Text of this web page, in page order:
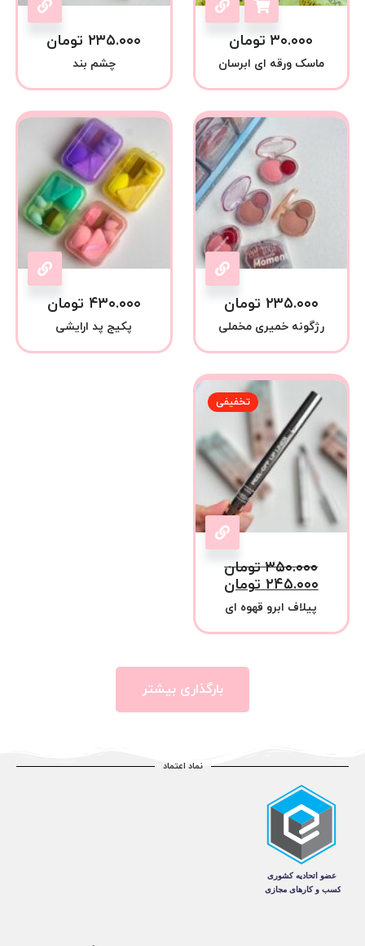
۳۰.۰۰۰ تومان
ماسک ورقه ای ابرسان
۲۳۵.۰۰۰ تومان
چشم بند
۲۳۵.۰۰۰ تومان
رژگونه خمیری مخملی
۴۳۰.۰۰۰ تومان
پکیج پد ارایشی
تخفیفی
۳۵۰.۰۰۰ تومان
۲۴۵.۰۰۰ تومان
پیلاف ابرو قهوه ای
بارگذاری بیشتر
نماد اعتماد